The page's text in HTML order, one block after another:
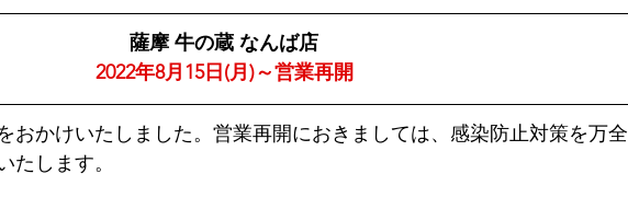
薩摩 牛の蔵 なんば店
2022年8月15日(月)～営業再開
おかけいたしました。営業再開におきましては、感染防止対策を万全
たします。